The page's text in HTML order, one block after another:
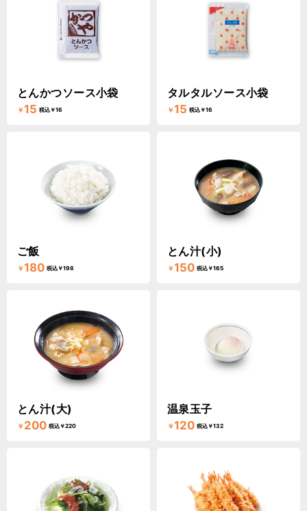
とんかつソース小袋
￥15 税込￥16
タルタルソース小袋
￥15 税込￥16
ご飯
￥180 税込￥198
とん汁(小)
￥150 税込￥165
とん汁(大)
￥ 200 税込￥220
温泉玉子
￥120 税込￥132